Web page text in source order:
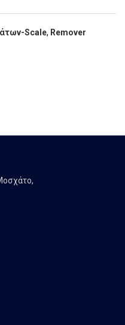
Scale, Remover